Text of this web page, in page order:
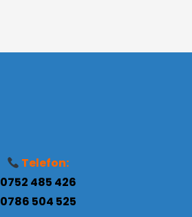
Telefon:
0752 485 426
0786 504 525